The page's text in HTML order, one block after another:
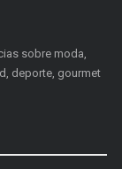
sobre moda,
deporte, gourmet